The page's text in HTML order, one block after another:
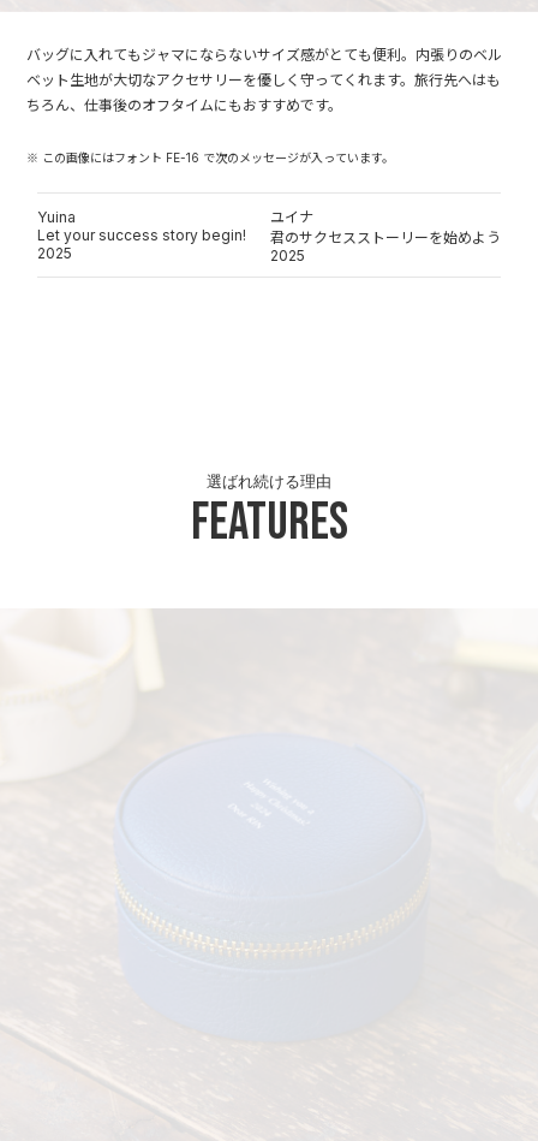
バッグに入れてもジャマにならないサイズ感がとても便利。内張りのベル
ベット生地が大切なアクセサリーを優しく守ってくれます。旅行先へはも
ちろん、仕事後のオフタイムにもおすすめです。
※ この画像にはフォント FE-16 で次のメッセージが入っています。
Yuina
Let your success story begin!
2025
ユイナ
君のサクセスストーリーを始めよう
2025
Features
選ばれ続ける理由